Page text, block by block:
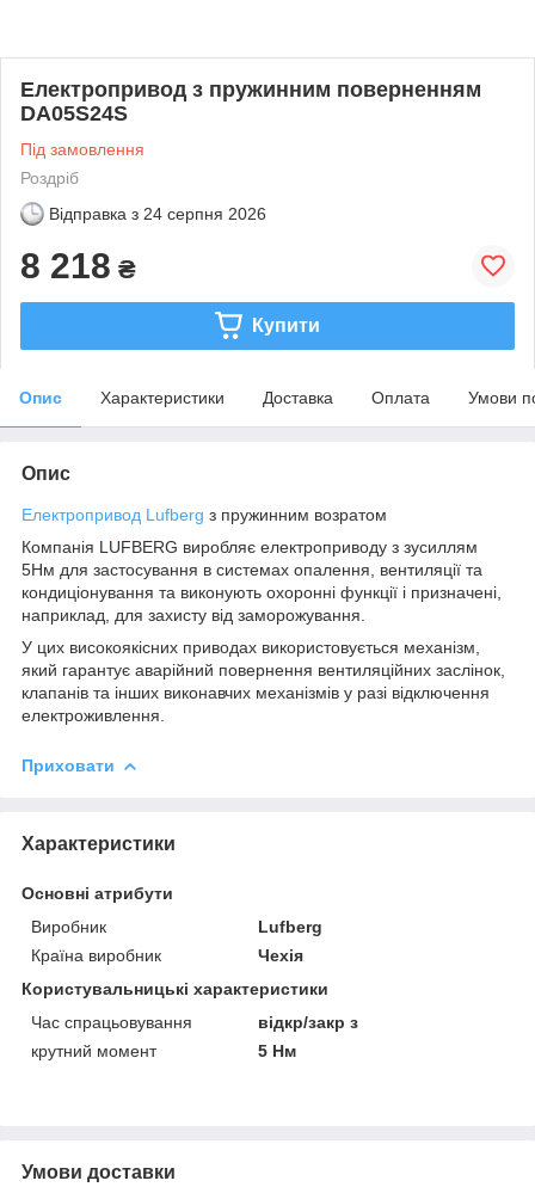
Електропривод з пружинним поверненням
DA05S24S
Під замовлення
Роздріб
Відправка з 24 серпня 2026
8 218 ₴
Купити
Опис Характеристики Доставка Оплата Умови
Опис
Електропривод Lufberg з пружинним возратом
Компанія LUFBERG виробляє електроприводу з зусиллям
5Нм для застосування в системах опалення, вентиляції та
кондиціонування та виконують охоронні функції і призначені,
наприклад, для захисту від заморожування.
У цих високоякісних приводах використовується механізм,
який гарантує аварійний повернення вентиляційних заслінок,
клапанів та інших виконавчих механізмів у разі відключення
електроживлення.
Приховати
Характеристики
Основні атрибути
Виробник
Lufberg
Країна виробник
Чехія
Користувальницькі характеристики
Час спрацьовування
відкр/закр з
крутний момент
5 Нм
Умови доставки